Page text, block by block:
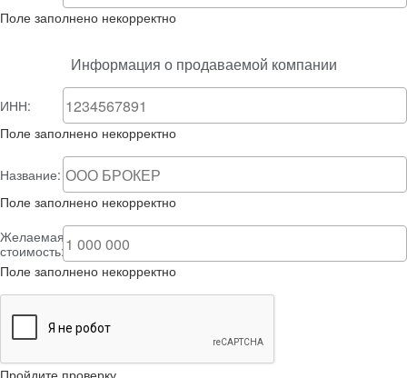
Поле заполнено некорректно
Информация о продаваемой компании
ИНН:
Поле заполнено некорректно
Название:
Поле заполнено некорректно
Желаемая
стоимость:
Поле заполнено некорректно
Пройдите проверку